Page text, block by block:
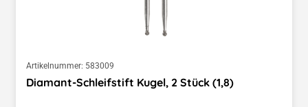
Artikelnummer: 583009
Diamant-Schleifstift Kugel, 2 Stück (1,8)